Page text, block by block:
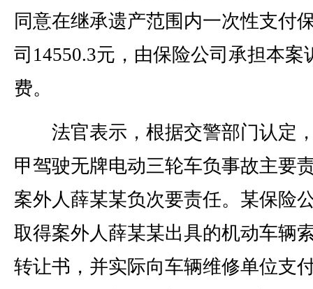
同意在继承遗产范围内一次性支付
司14550.3元，由保险公司承担本案
费。
法官表示，根据交警部门认定
甲驾驶无牌电动三轮车负事故主要
案外人薛某某负次要责任。某保险
取得案外人薛某某出具的机动车辆
转让书，并实际向车辆维修单位支